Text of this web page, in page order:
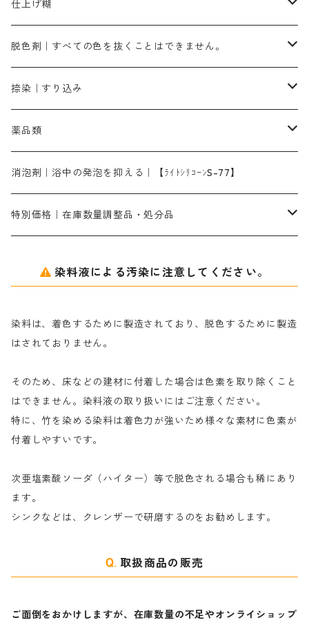
染料一覧ー500g入り
1kg
ピンクMB｜ピンク色
ローズMB｜鮮やかなピンク色）
スカイブルーMG｜緑みの空色
ターキスブルーHNG｜緑みの空色
ブラックMG（青みの黒色）
白色系（定番の色合い）
ネオホワイトR
片羽刷毛
洋型紙9番手｜中薄口｜約54cm×110cm
張木｜入荷待ち
伸子
型洗いブラシ
濃染処理剤｜ソルバックスPS－900
芒硝｜綿・麻の染色に使用する。
染料のムラ染め抑制剤（均染剤）
アゾリン200％｜綿・麻・絹・羊毛・ナイロンの染色
レオニールEHC｜反応染料用
染料の浸透剤
ソルバライトS-70｜各種繊維の浸し染めに使用可能
染料の定着向上剤
ライトフィックスAコンク｜綿・麻もしくは直接染料で染めた素材
シルクフィックス３A｜絹の染料定着向上剤
アルカリ剤｜反応染料用
ソーダ灰
染料溶解剤
セレナゾールPDN｜各種染料の染料溶解剤
ソーピング剤｜未定着の染料を除去すること
ネオポールB－300｜反応染料のソーピング剤
仕上げ剤｜柔軟・平滑剤
白場汚染防止剤
仕上げ糊
カルボキシメチルセルロース（CMC）
海藻系
たんぱく質系
化学糊（PVA）
防腐剤｜アルカリ性
脱色剤｜すべての色を抜くことはできません。
脱色剤
全体脱色｜ハイドロサルファイトコンク
部分脱色｜デグロリンSコンク
脱色助剤｜浸透・複色抑制剤
メイプロガムNP｜にじみ防止剤
アミラヂンD｜浸透・複色抑制剤
捺染｜すり込み
染料溶解剤｜染料の均一な浸透・吸着を補助する
捺染糊
メイプロガムNP（綿・麻・絹用｜直接・酸性・含金染料用）
白場汚染防止剤｜ソーピング剤｜水洗する際の再汚染防止剤
薬品類
ア行
カ行
ナ行
ハ行
マ行
消泡剤｜浴中の発泡を抑える｜【ﾗｲﾄｼﾘｺｰﾝS-77】
特別価格｜在庫数量調整品・処分品
粉末顔料
綿・麻を染める染料
絹・羊毛を染める染料
染料液による汚染に注意してください。
染料は、着色するために製造されており、脱色するために製造
はされておりません。
そのため、床などの建材に付着した場合は色素を取り除くこと
はできません。染料液の取り扱いにはご注意ください。
特に、竹を染める染料は着色力が強いため様々な素材に色素が
付着しやすいです。
次亜塩素酸ソーダ（ハイター）等で脱色される場合も稀にあり
ます。
シンクなどは、クレンザーで研磨するのをお勧めします。
取扱商品の販売
ご面倒をおかけしますが、在庫数量の不足やオンライショップ